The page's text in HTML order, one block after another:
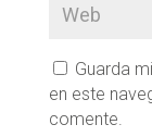
Guarda
en este
comente.